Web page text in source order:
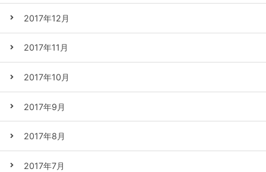
2017年12月
2017年11月
2017年10月
2017年9月
2017年8月
2017年7月